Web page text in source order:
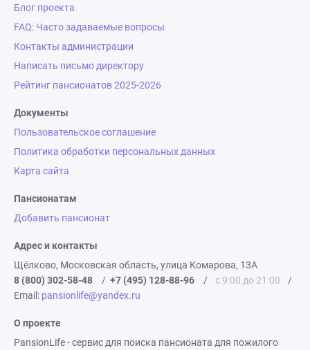
Блог проекта
FAQ: Часто задаваемые вопросы
Контакты администрации
Написать письмо директору
Рейтинг пансионатов 2025-2026
Документы
Пользовательское соглашение
Политика обработки персональных данных
Карта сайта
Пансионатам
Добавить пансионат
Адрес и контакты
Щёлково, Московская область, улица Комарова, 13А
8 (800) 302-58-48
/ +7 (495) 128-88-96 / с 9:00 до 21:00
/
Email: pansionlife@yandex.ru
О проекте
PansionLife - сервис для поиска пансионата для пожилого